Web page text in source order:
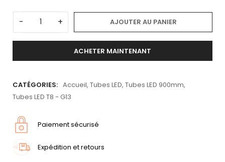
- + AJOUTER AU PANIER
ACHETER MAINTENANT
CATÉGORIES: Accueil, Tubes LED, Tubes LED 900mm,
Tubes LED T8 - G13
Paiement sécurisé
Expédition et retours